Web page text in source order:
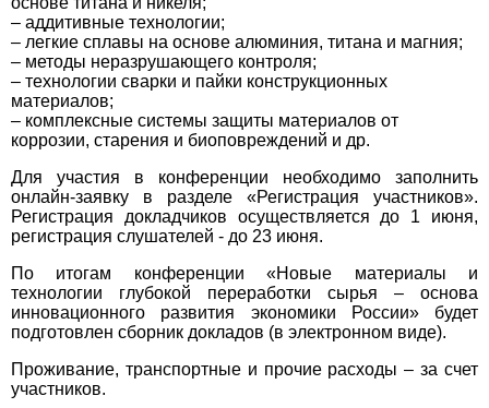
– аддитивные технологии;
– легкие сплавы на основе алюминия, титана и магния;
– методы неразрушающего контроля;
– технологии сварки и пайки конструкционных
материалов;
– комплексные системы защиты материалов от
коррозии, старения и биоповреждений и др.
Для участия в конференции необходимо заполнить
онлайн-заявку в разделе «Регистрация участников».
Регистрация докладчиков осуществляется до 1 июня,
регистрация слушателей - до 23 июня.
По итогам конференции «Новые материалы и
технологии глубокой переработки сырья – основа
инновационного развития экономики России» будет
подготовлен сборник докладов (в электронном виде).
Проживание, транспортные и прочие расходы – за счет
участников.